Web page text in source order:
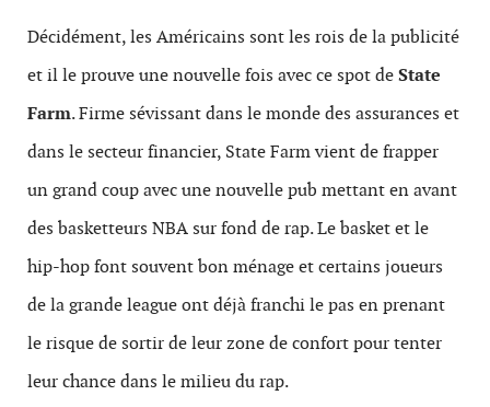
Décidément, les Américains sont les rois de la publicité
et il le prouve une nouvelle fois avec ce spot deState
Farm. Firme sévissant dans le monde des assurances et
dans le secteur financier, State Farm vient de frapper
un grand coup avec une nouvelle pub mettant en avant
des basketteurs NBA sur fond de rap. Le basket et le
hip-hop font souvent bon ménage et certains joueurs
de la grande league ont déjà franchi le pas en prenant
le risque de sortir de leur zone de confort pour tenter
leur chance dans le milieu du rap.